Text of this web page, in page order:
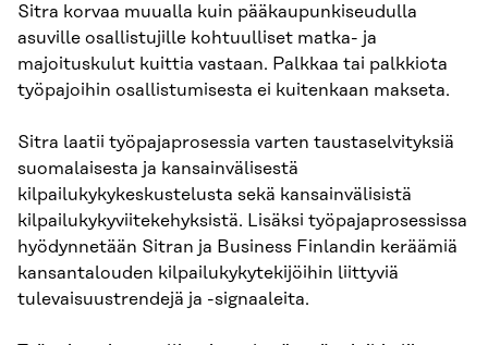
Sitra korvaa muualla kuin pääkaupunkiseudulla
asuville osallistujille kohtuulliset matka- ja
majoituskulut kuittia vastaan. Palkkaa tai palkkiota
työpajoihin osallistumisesta ei kuitenkaan makseta.
Sitra laatii työpajaprosessia varten taustaselvityksiä
suomalaisesta ja kansainvälisestä
kilpailukykykeskustelusta sekä kansainvälisistä
kilpailukykyviitekehyksistä. Lisäksi työpajaprosessissa
hyödynnetään Sitran ja Business Finlandin keräämiä
kansantalouden kilpailukykytekijöihin liittyviä
tulevaisuustrendejä ja -signaaleita.